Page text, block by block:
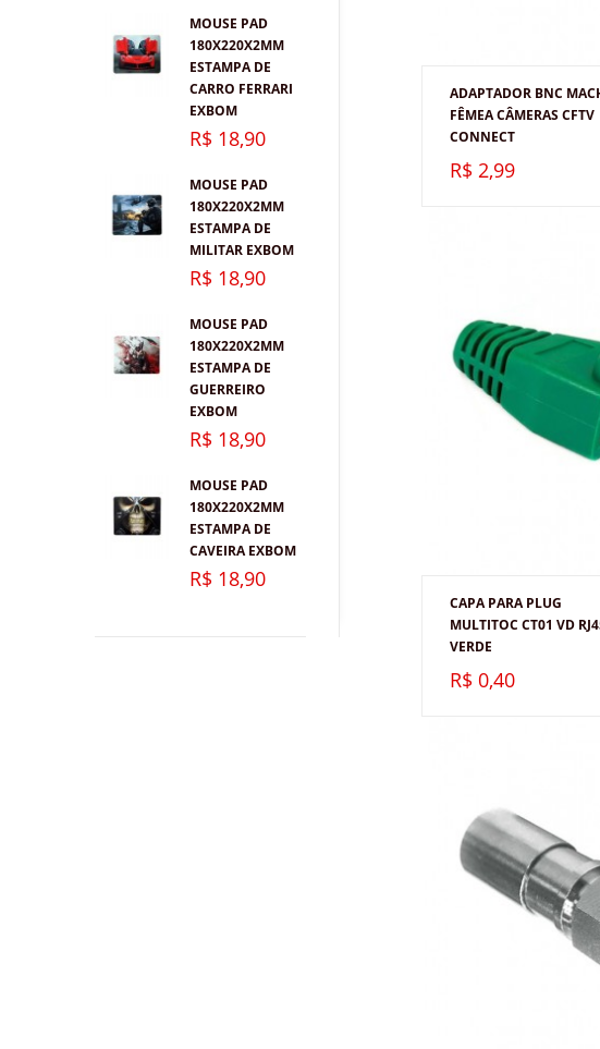
MOUSE PAD
180X220X2MM
ESTAMPA DE
CARRO FERRARI
EXBOM
R$ 18,90
MOUSE PAD
180X220X2MM
ESTAMPA DE
MILITAR EXBOM
R$ 18,90
MOUSE PAD
180X220X2MM
ESTAMPA DE
GUERREIRO
EXBOM
R$ 18,90
MOUSE PAD
180X220X2MM
ESTAMPA DE
CAVEIRA EXBOM
R$ 18,90
ADAPTADOR BNC
FÊMEA CÂMERAS CFTV
CONNECT
R$ 2,99
CAPA PARA PLUG
MULTITOC CT01 VD
VERDE
R$ 0,40